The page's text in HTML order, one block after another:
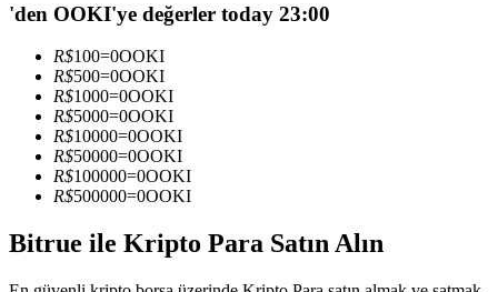
Kâr paylaşımı ve kopya ticaret komisyonlarının tadını çıkarın
Bilgi
'den OOKI'ye değerler today 23:00
R$100=0OOKI
R$500=0OOKI
R$1000=0OOKI
R$5000=0OOKI
R$10000=0OOKI
R$50000=0OOKI
R$100000=0OOKI
R$500000=0OOKI
Bitrue ile Kripto Para Satın Alın